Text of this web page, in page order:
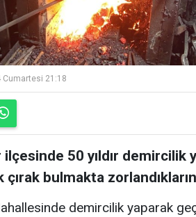
Cumartesi 21:18
ilçesinde 50 yıldır demircilik
bulmakta
demircilik yaparak